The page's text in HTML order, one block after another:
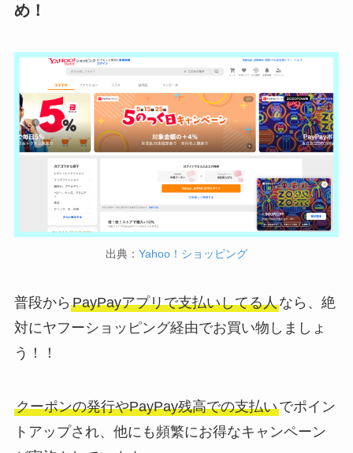
め！
出典： Yahoo！ショッピング
普段から PayPayアプリで支払いしてる人なら、絶
対にヤフーショッピング経由でお買い物しましょ
う！！
クーポンの発行やPayPay残高での支払いでポイン
トアップされ、他にも頻繁にお得なキャンペーン